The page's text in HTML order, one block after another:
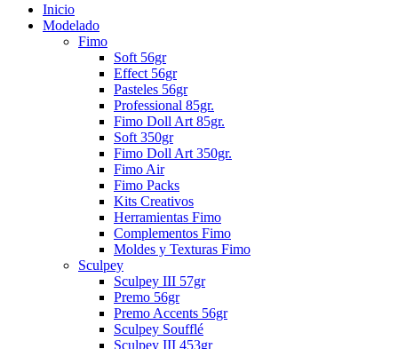
Inicio
Modelado
Fimo
Soft 56gr
Effect 56gr
Pasteles 56gr
Professional 85gr.
Fimo Doll Art 85gr.
Soft 350gr
Fimo Doll Art 350gr.
Fimo Air
Fimo Packs
Kits Creativos
Herramientas Fimo
Complementos Fimo
Moldes y Texturas Fimo
Sculpey
Sculpey III 57gr
Premo 56gr
Premo Accents 56gr
Sculpey Soufflé
Sculpey III 453gr